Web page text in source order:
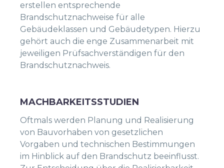
erstellen entsprechende
Brandschutznachweise für alle
Gebäudeklassen und Gebäudetypen. Hierzu
gehört auch die enge Zusammenarbeit mit
jeweiligen Prüfsachverständigen für den
Brandschutznachweis.
MACHBARKEITSSTUDIEN
Oftmals werden Planung und Realisierung
von Bauvorhaben von gesetzlichen
Vorgaben und technischen Bestimmungen
im Hinblick auf den Brandschutz beeinflusst.